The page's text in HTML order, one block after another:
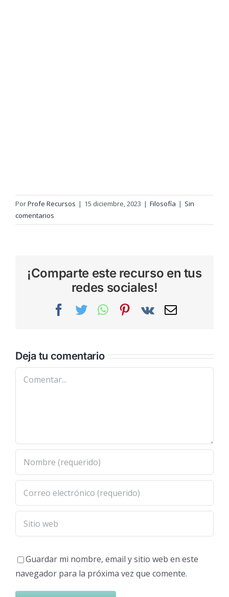
PorProfe Recursos | 15 diciembre, 2023 | Filosofía | Sin
comentarios
¡Comparte este recurso en tus
redes sociales!
Facebook
TwitterWhatsAppPinterest
Vk
Correo
Deja tu comentario
Comentar
Guardar mi nombre, email y sitio web en este
navegador para la próxima vez que comente.